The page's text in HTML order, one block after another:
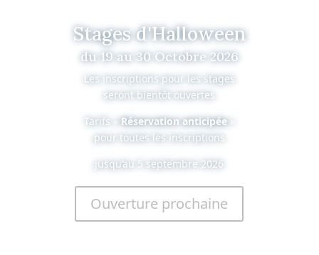
Stages d'Halloween
du 19 au 30 Octobre 2026
Les inscriptions pour les stages
seront bientôt ouvertes
Tarifs «Réservation anticipée»
pour toutes les inscriptions
jusqu’au 5 septembre 2026
Ouverture prochaine